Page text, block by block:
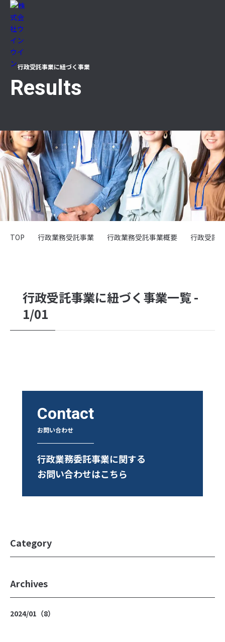
ТОР
企業情報
代表メッセージ（企業理念）
沿革
事業所一覧
会社概要
採用関連事業
- Airワーク
- リクナビ
- SNS
人材紹介サービス
プロモーション事業
Unyo!
行政受託事業に紐づく事業
Results
TOP 行政業務受託事業 行政業務受託事業概要 行政受託
行政受託事業に紐づく事業一覧 -
1/01
Category
Archives
2024/01（8）
Contact
お問い合わせ
行政業務委託事業に関する
お問い合わせはこちら